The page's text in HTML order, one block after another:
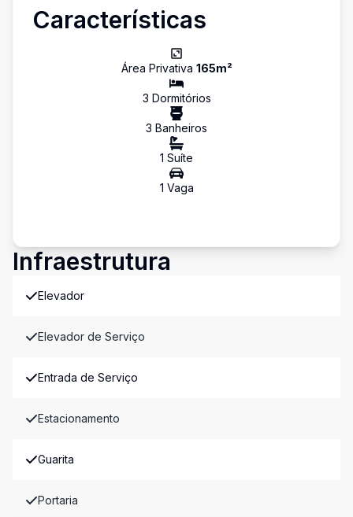
Características
Área Privativa 165m²
3 Dormitórios
3 Banheiros
1 Suíte
1 Vaga
Infraestrutura
Elevador
Elevador de Serviço
Entrada de Serviço
Estacionamento
Guarita
Portaria